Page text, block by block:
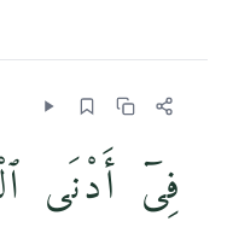
فِىٓ أَدْنَى